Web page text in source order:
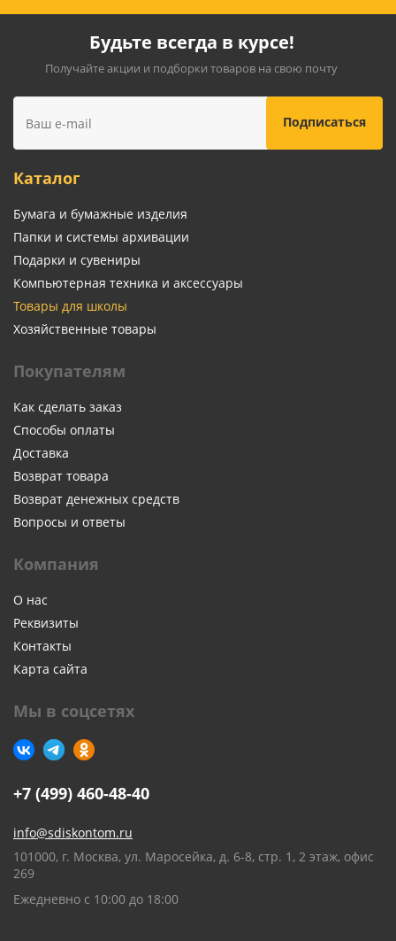
Будьте всегда в курсе!
Получайте акции и подборки товаров на свою почту
Каталог
Бумага и бумажные изделия
Папки и системы архивации
Подарки и сувениры
Компьютерная техника и аксессуары
Товары для школы
Хозяйственные товары
Покупателям
Как сделать заказ
Способы оплаты
Доставка
Возврат товара
Возврат денежных средств
Вопросы и ответы
Компания
О нас
Реквизиты
Контакты
Карта сайта
Мы в соцсетях
+7 (499) 460-48-40
info@sdiskontom.ru
101000, г. Москва, ул. Маросейка, д. 6-8, стр. 1, 2 этаж, офис
269
Ежедневно с 10:00 до 18:00